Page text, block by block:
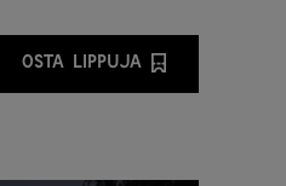
OSTA LIPPUJA
OSTA LIPPUJA